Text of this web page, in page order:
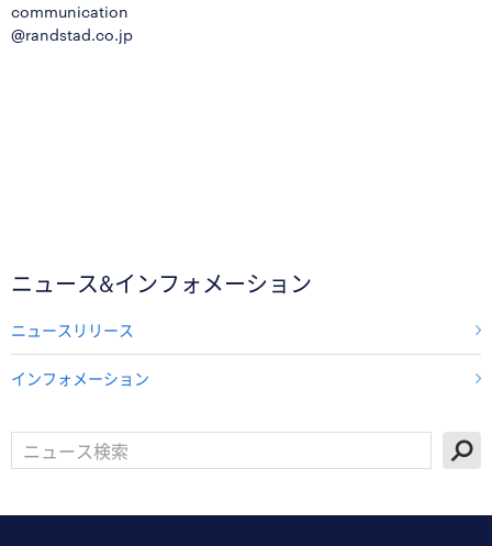
communication
@randstad.co.jp
ニュース&インフォメーション
ニュースリリース
インフォメーション